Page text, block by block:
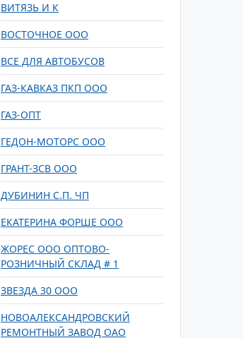
ВИТЯЗЬ И К
ВОСТОЧНОЕ ООО
ВСЕ ДЛЯ АВТОБУСОВ
ГАЗ-КАВКАЗ ПКП ООО
ГАЗ-ОПТ
ГЕДОН-МОТОРС ООО
ГРАНТ-ЗСВ ООО
ДУБИНИН С.П. ЧП
ЕКАТЕРИНА ФОРШЕ ООО
ЖОРЕС ООО ОПТОВО-
РОЗНИЧНЫЙ СКЛАД # 1
ЗВЕЗДА 30 ООО
НОВОАЛЕКСАНДРОВСКИЙ
РЕМОНТНЫЙ ЗАВОД ОАО